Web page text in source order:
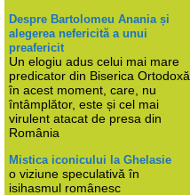
Despre Bartolomeu Anania și
alegerea nefericită a unui
preafericit
Un elogiu adus celui mai mare
predicator din Biserica Ortodoxă
în acest moment, care, nu
întâmplător, este și cel mai
virulent atacat de presa din
România
Mistica iconicului la Ghelasie
o viziune speculativă în
isihasmul românesc